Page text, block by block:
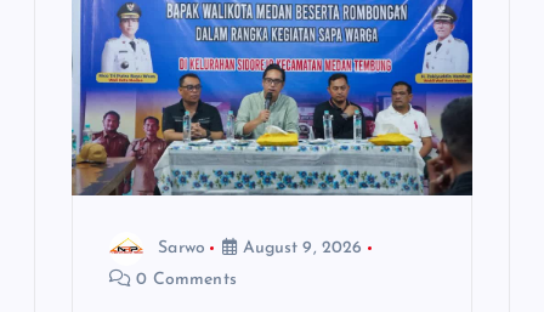
Sarwo
August 9, 2026
0 Comments